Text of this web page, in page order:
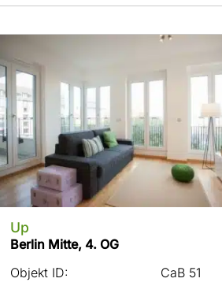
Up
Berlin Mitte, 4. OG
Objekt ID:
CaB 51